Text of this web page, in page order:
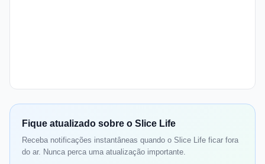
Fique atualizado sobre o Slice Life
Receba notificações instantâneas quando o Slice Life ficar fora
do ar. Nunca perca uma atualização importante.